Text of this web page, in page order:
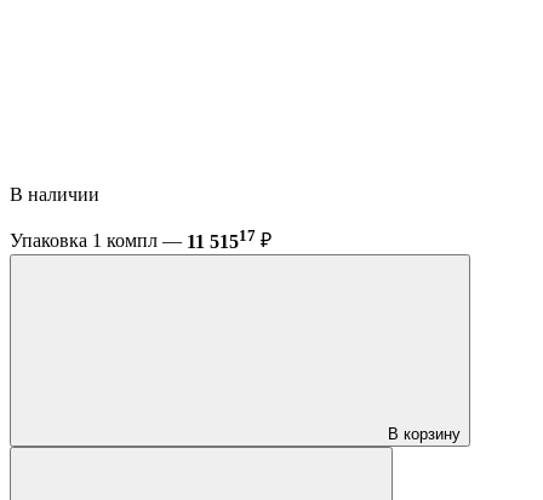
В наличии
Упаковка 1 компл — 11 51517 ₽
В корзину